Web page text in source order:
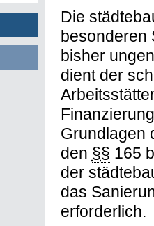
Die
besonderen
bisher
dient der
Grundlagen
den §§ 165
der
das
erforderlich.